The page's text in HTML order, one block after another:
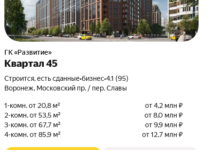
ГК «Развитие»
Квартал 45
Строится, есть сданные•бизнес•4.1 (95)
Воронеж, Московский пр. / пер. Славы
1-комн. от 20,8 м²
от 4,2 млн ₽
2-комн. от 53,5 м²
от 8,0 млн ₽
3-комн. от 67,7 м²
от 9,9 млн ₽
4-комн. от 85,9 м²
от 12,7 млн ₽